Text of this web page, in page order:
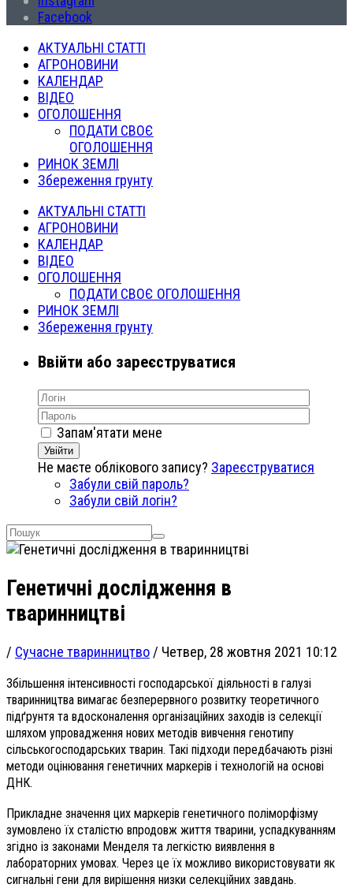
Facebook
АКТУАЛЬНІ СТАТТІ
АГРОНОВИНИ
КАЛЕНДАР
ВІДЕО
ОГОЛОШЕННЯ
ПОДАТИ СВОЄ
ОГОЛОШЕННЯ
РИНОК ЗЕМЛІ
Збереження грунту
АКТУАЛЬНІ СТАТТІ
АГРОНОВИНИ
КАЛЕНДАР
ВІДЕО
ОГОЛОШЕННЯ
ПОДАТИ СВОЄ ОГОЛОШЕННЯ
РИНОК ЗЕМЛІ
Збереження грунту
Ввійти або зареєструватися
Запам'ятати мене
Увійти
Не маєте облікового запису? Зареєструватися
Забули свій пароль?
Забули свій логін?
Генетичні дослідження в
тваринництві
/ Сучасне тваринництво / Четвер, 28 жовтня 2021 10:12
Збільшення інтенсивності господарської діяльності в галузі
тваринництва вимагає безперервного розвитку теоретичного
підґрунтя та вдосконалення організаційних заходів із селекції
шляхом упровадження нових методів вивчення генотипу
сільськогосподарських тварин. Такі підходи передбачають різні
методи оцінювання генетичних маркерів і технологій на основі
ДНК.
Прикладне значення цих маркерів генетичного поліморфізму
зумовлено їх сталістю впродовж життя тварини, успадкуванням
згідно із законами Менделя та легкістю виявлення в
лабораторних умовах. Через це їх можливо використовувати як
сигнальні гени для вирішення низки селекційних завдань.